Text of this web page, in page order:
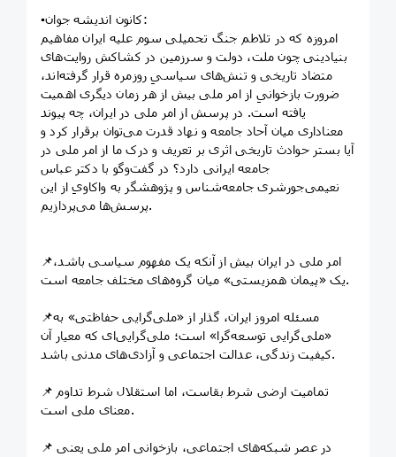
▪️کانون اندیشه جوان:
امروزه که در تلاطم جنگ تحمیلی سوم علیه ایران مفاهیم
بنیادینی چون ملت، دولت و سرزمین در کشاکش روایت‌های
متضاد تاریخی و تنش‌های سیاسیِ روزمره قرار گرفته‌اند،
ضرورت بازخوانیِ از امر ملی بیش از هر زمان دیگری اهمیت
یافته است. در پرسش از امر ملی در ایران، چه پیوند
معناداری میان آحاد جامعه و نهاد قدرت می‌توان برقرار کرد و
آیا بستر حوادث تاریخی اثری بر تعریف و درک ما از امر ملی در
جامعه ایرانی دارد؟ در گفت‌وگو با دکتر عباس
نعیمی‌جورشری جامعه‌شناس و پژوهشگر به واکاویِ از این
پرسش‌ها می‌پردازیم.
📌امر ملی در ایران بیش از آنکه یک مفهوم سیاسی باشد،
یک «پیمان همزیستی» میان گروه‌های مختلف جامعه است.
📌مسئله امروز ایران، گذار از «ملی‌گرایی حفاظتی» به
«ملی‌گرایی توسعه‌گرا» است؛ ملی‌گرایی‌ای که معیار آن
کیفیت زندگی، عدالت اجتماعی و آزادی‌های مدنی باشد.
📌 تمامیت ارضی شرط بقاست، اما استقلال شرط تداوم
معنای ملی است.
📌 در عصر شبکه‌های اجتماعی، بازخوانی امر ملی یعنی